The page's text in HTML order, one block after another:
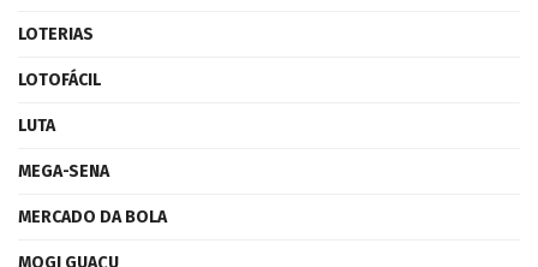
LOTERIAS
LOTOFÁCIL
LUTA
MEGA-SENA
MERCADO DA BOLA
MOGI GUAÇU